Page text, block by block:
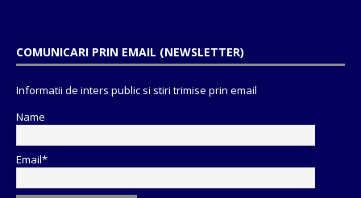
COMUNICARI PRIN EMAIL (NEWSLETTER)
Informatii de inters public si stiri trimise prin email
Name
Email*